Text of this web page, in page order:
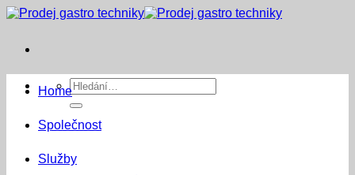
Přeskočit
Hledat:
Home
Společnost
Služby